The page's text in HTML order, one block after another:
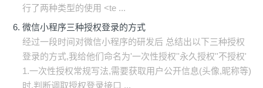
行了两种类型的使用 <te ...
微信小程序三种授权登录的方式
经过一段时间对微信小程序的研发后 总结出以下三种授权
登录的方式,我给他们命名为'一次性授权''永久授权''不授权'
1.一次性授权常规写法,需要获取用户公开信息(头像,昵称等)
时,判断调取授权登录接口 ...